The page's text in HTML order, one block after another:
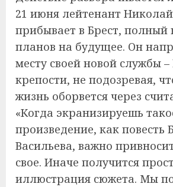
21 июня лейтенант
прибывает в Брест, полный
планов на будущее. Он
месту своей новой службы –
крепости, не подозревая,
жизнь оборвется через
«Когда экранизируешь
произведение, как повесть
Васильева, важно
свое. Иначе получится
иллюстрация сюжета. Мы